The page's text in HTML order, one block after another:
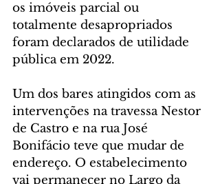
os imóveis parcial ou
totalmente desapropriados
foram declarados de utilidade
pública em 2022.
Um dos bares atingidos com as
intervenções na travessa Nestor
de Castro e na rua José
Bonifácio teve que mudar de
endereço. O estabelecimento
vai permanecer no Largo da